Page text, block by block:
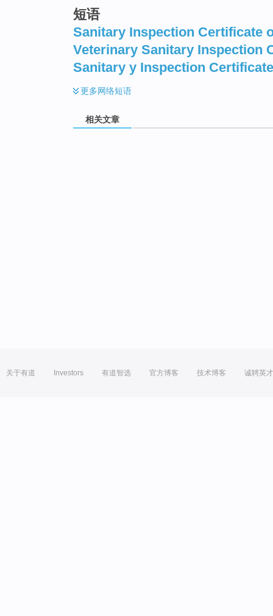
短语
Sanitary Inspection Certificate
Veterinary Sanitary Inspection
Sanitary y Inspection Certificate
更多网络短语
相关文章
关于有道 Investors 有道智选 官方博客 技术博客 诚聘英才